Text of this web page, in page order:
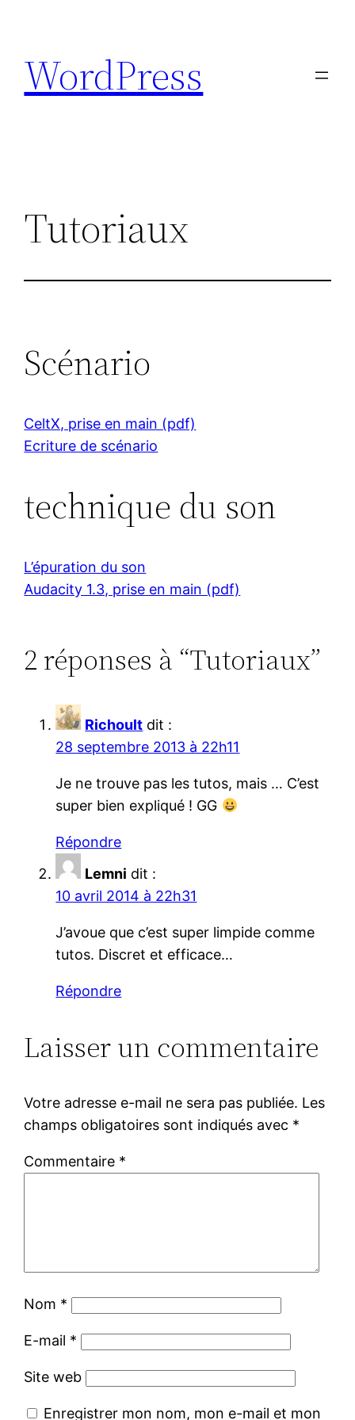
contenu
WordPress
Tutoriaux
Scénario
CeltX, prise en main (pdf)
Ecriture de scénario
technique du son
L’épuration du son
Audacity 1.3, prise en main (pdf)
2 réponses à “Tutoriaux”
Richoult dit :
28 septembre 2013 à 22h11
Je ne trouve pas les tutos, mais … C’est
super bien expliqué ! GG
Répondre
Lemni dit :
10 avril 2014 à 22h31
J’avoue que c’est super limpide comme
tutos. Discret et efficace…
Répondre
Laisser un commentaire
Votre adresse e-mail ne sera pas publiée. Les
champs obligatoires sont indiqués avec *
Commentaire *
Nom *
E-mail *
Site web
Enregistrer mon nom, mon e-mail et mon